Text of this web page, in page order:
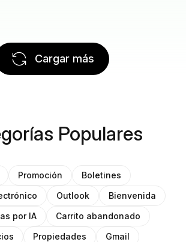
Cargar más
Populares
Promoción
Boletines
Outlook
Bienvenida
por IA
Carrito abandonado
Propiedades Gmail